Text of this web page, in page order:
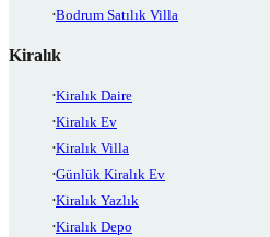
Bodrum Satılık Villa
Kiralık
Kiralık Daire
Kiralık Ev
Kiralık Villa
Günlük Kiralık Ev
Kiralık Yazlık
Kiralık Depo